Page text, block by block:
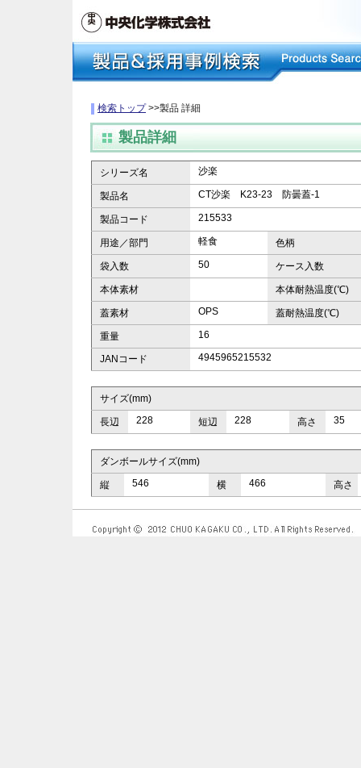
検索トップ>>製品 詳細
製品詳細
シリーズ名 沙楽
製品名 CT沙楽 K23-23 防曇蓋-1
製品コード 215533
用途／部門 軽食 色柄
袋入数 50 ケース入数
本体素材 本体耐熱温度(℃)
蓋素材 OPS 蓋耐熱温度(℃)
重量 16
JANコード 4945965215532
サイズ(mm)
長辺 228 短辺 228 高さ 35
ダンボールサイズ(mm)
縦 546 横 466 高さ